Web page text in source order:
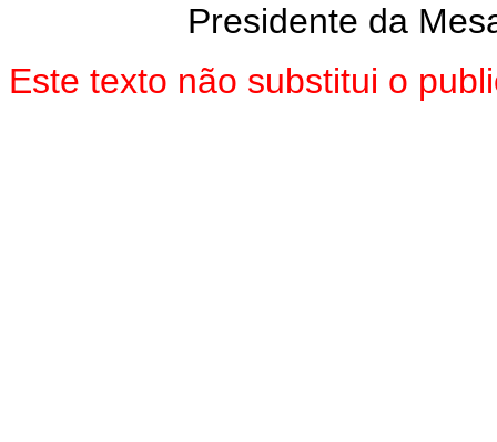
Presidente da
Este texto não substitui o